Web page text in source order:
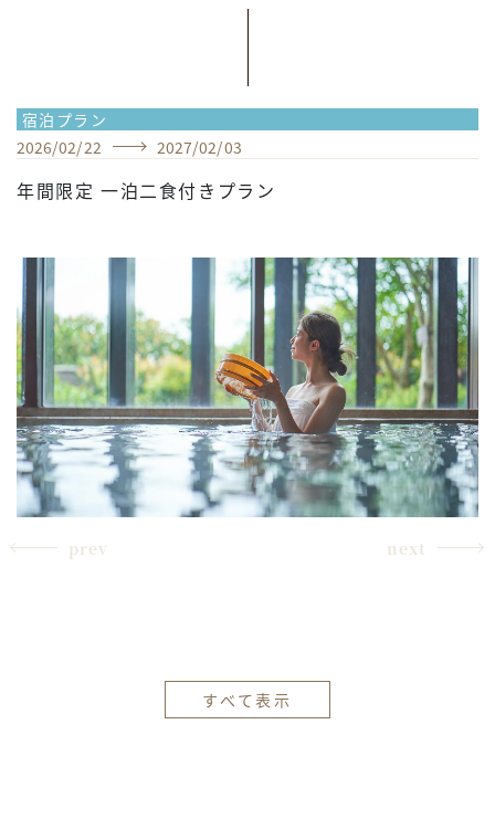
宿泊プラン
2026/02/22 2027/02/03
年間限定 一泊二食付きプラン
prev next
すべて表示